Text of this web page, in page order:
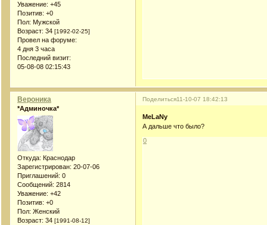
Уважение: +45
Позитив: +0
Пол: Мужской
Возраст: 34 [1992-02-25]
Провел на форуме:
4 дня 3 часа
Последний визит:
05-08-08 02:15:43
Поделиться11-10-07 18:42:13
Вероника
*Админочка*
Откуда: Краснодар
Зарегистрирован: 20-07-06
Приглашений: 0
Сообщений: 2814
Уважение: +42
Позитив: +0
Пол: Женский
Возраст: 34 [1991-08-12]
MeLaNy
А дальше что было?
0